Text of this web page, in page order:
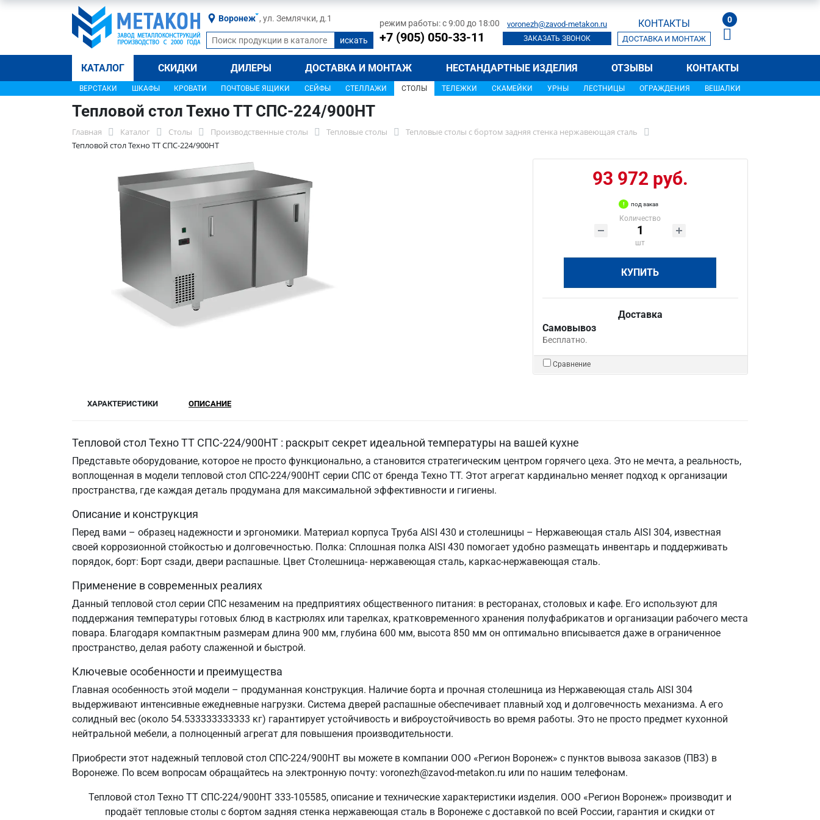
Воронеж , ул. Землячки, д.1 режим работы: с 9:00 до 18:00
+7 (905) 050-33-11
voronezh@zavod-metakon.ru
ЗАКАЗАТЬ ЗВОНОК
КОНТАКТЫ
ДОСТАВКА И МОНТАЖ
0
КАТАЛОГ СКИДКИ ДИЛЕРЫ ДОСТАВКА И МОНТАЖ НЕСТАНДАРТНЫЕ ИЗДЕЛИЯ ОТЗЫВЫ КОНТАКТЫ
ВЕРСТАКИ ШКАФЫ КРОВАТИ ПОЧТОВЫЕ ЯЩИКИ СЕЙФЫ СТЕЛЛАЖИ СТОЛЫ ТЕЛЕЖКИ СКАМЕЙКИ УРНЫ ЛЕСТНИЦЫ ОГРАЖДЕНИЯ ВЕШАЛКИ
Тепловой стол Техно ТТ СПС-224/900НТ
Главная Каталог Столы Производственные столы Тепловые столы
Тепловые столы с бортом задняя стенка нержавеющая сталь
Тепловой стол Техно ТТ СПС-224/900НТ
93 972 руб.
под заказ
Количество
шт
КУПИТЬ
Доставка
Самовывоз
Бесплатно.
Сравнение
ХАРАКТЕРИСТИКИ ОПИСАНИЕ
Тепловой стол Техно ТТ СПС-224/900НТ : раскрыт секрет идеальной температуры на вашей кухне
Представьте оборудование, которое не просто функционально, а становится стратегическим центром горячего цеха. Это не мечта, а реальность,
воплощенная в модели тепловой стол СПС-224/900НТ серии СПС от бренда Техно ТТ. Этот агрегат кардинально меняет подход к организации
пространства, где каждая деталь продумана для максимальной эффективности и гигиены.
Описание и конструкция
Перед вами – образец надежности и эргономики. Материал корпуса Труба AISI 430 и столешницы – Нержавеющая сталь AISI 304, известная
своей коррозионной стойкостью и долговечностью. Полка: Сплошная полка AISI 430 помогает удобно размещать инвентарь и поддерживать
порядок, борт: Борт сзади, двери распашные. Цвет Столешница- нержавеющая сталь, каркас-нержавеющая сталь.
Применение в современных реалиях
Данный тепловой стол серии СПС незаменим на предприятиях общественного питания: в ресторанах, столовых и кафе. Его используют для
поддержания температуры готовых блюд в кастрюлях или тарелках, кратковременного хранения полуфабрикатов и организации рабочего места
повара. Благодаря компактным размерам длина 900 мм, глубина 600 мм, высота 850 мм он оптимально вписывается даже в ограниченное
пространство, делая работу слаженной и быстрой.
Ключевые особенности и преимущества
Главная особенность этой модели – продуманная конструкция. Наличие борта и прочная столешница из Нержавеющая сталь AISI 304
выдерживают интенсивные ежедневные нагрузки. Система дверей распашные обеспечивает плавный ход и долговечность механизма. А его
солидный вес (около 54.533333333333 кг) гарантирует устойчивость и виброустойчивость во время работы. Это не просто предмет кухонной
нейтральной мебели, а полноценный агрегат для повышения производительности.
Приобрести этот надежный тепловой стол СПС-224/900НТ вы можете в компании ООО «Регион Воронеж» с пунктов вывоза заказов (ПВЗ) в
Воронеже. По всем вопросам обращайтесь на электронную почту: voronezh@zavod-metakon.ru или по нашим телефонам.
Тепловой стол Техно ТТ СПС-224/900НТ 333-105585, описание и технические характеристики изделия. ООО «Регион Воронеж» производит и
продаёт тепловые столы с бортом задняя стенка нержавеющая сталь в Воронеже с доставкой по всей России, гарантия и скидки от